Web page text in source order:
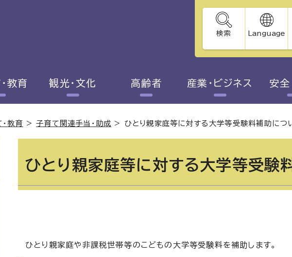
検索 Language
教育 観光・文化 高齢者 産業・ビジネス 安全
教育 >子育て関連手当・助成 > ひとり親家庭等に対する大学等受験料補助につ
ひとり親家庭等に対する大学等受験
ひとり親家庭や非課税世帯等のこどもの大学等受験料を補助します。